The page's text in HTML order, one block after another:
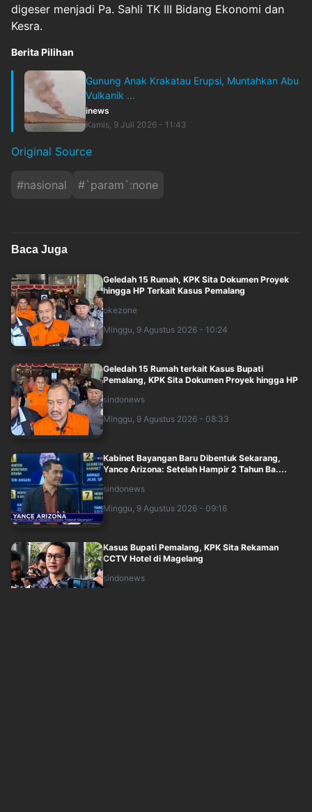
digeser menjadi Pa. Sahli TK III Bidang Ekonomi dan
Kesra.
Berita Pilihan
Gunung Anak Krakatau Erupsi, Muntahkan Abu
Vulkanik ...
inews
Kamis, 9 Juli 2026 - 11:43
Original Source
#nasional #`param`:none
Baca Juga
Geledah 15 Rumah, KPK Sita Dokumen Proyek
hingga HP Terkait Kasus Pemalang
okezone
Minggu, 9 Agustus 2026 - 10:24
Geledah 15 Rumah terkait Kasus Bupati
Pemalang, KPK Sita Dokumen Proyek hingga HP
sindonews
Minggu, 9 Agustus 2026 - 08:33
Kabinet Bayangan Baru Dibentuk Sekarang,
Yance Arizona: Setelah Hampir 2 Tahun Ba....
sindonews
Minggu, 9 Agustus 2026 - 09:16
Kasus Bupati Pemalang, KPK Sita Rekaman
CCTV Hotel di Magelang
sindonews